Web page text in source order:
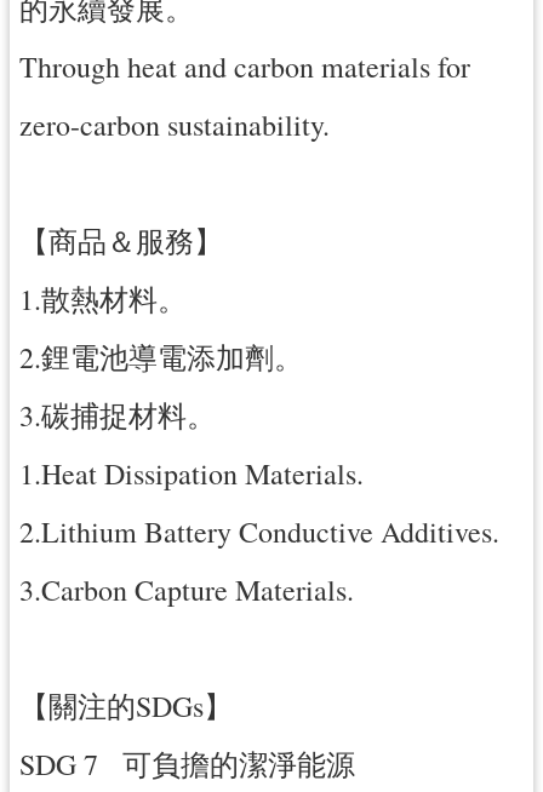
策
網
安
政
網
資
開
宣
的永續發展。
Through heat and carbon materials for
zero-carbon sustainability.
【商品＆服務】
1.散熱材料。
2.鋰電池導電添加劑。
3.碳捕捉材料。
1.Heat Dissipation Materials.
2.Lithium Battery Conductive Additives.
3.Carbon Capture Materials.
【關注的SDGs】
SDG 7 可負擔的潔淨能源